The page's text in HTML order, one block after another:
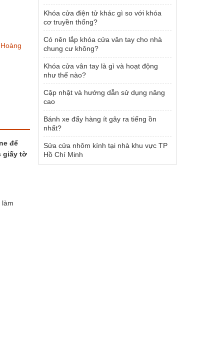
để
giấy tờ
làm
Khóa cửa điện tử khác gì so với khóa
cơ truyền thống?
Có nên lắp khóa cửa vân tay cho nhà
chung cư không?
Khóa cửa vân tay là gì và hoạt động
như thế nào?
Cập nhật và hướng dẫn sử dụng nâng
cao
Bánh xe đẩy hàng ít gây ra tiếng ồn
nhất?
Sửa cửa nhôm kính tại nhà khu vực TP
Hồ Chí Minh